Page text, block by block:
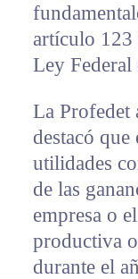
artículo 123
Ley Federal
La Profedet
destacó
utilidades
de las
empresa o
productiva
durante el